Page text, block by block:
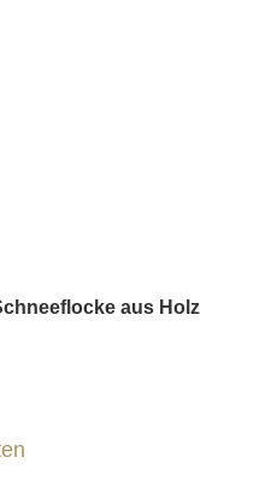
aus Holz